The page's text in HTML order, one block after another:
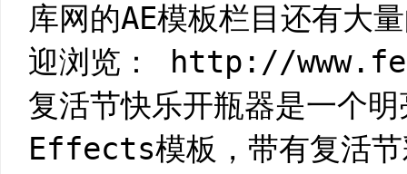
库网的AE模板栏目还有大
迎浏览： http://
复活节快乐开瓶器是一个
Effects模板，带有复活节